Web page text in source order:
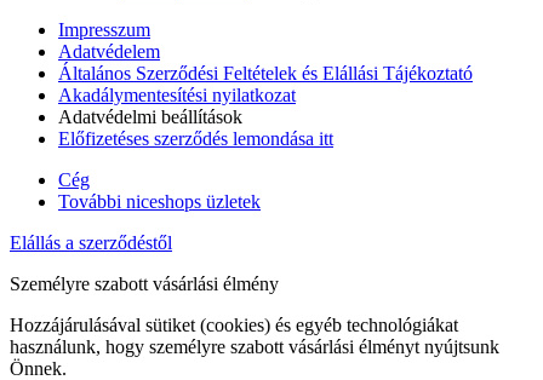
Impresszum
Adatvédelem
Általános Szerződési Feltételek és Elállási Tájékoztató
Akadálymentesítési nyilatkozat
Adatvédelmi beállítások
Előfizetéses szerződés lemondása itt
Cég
További niceshops üzletek
Elállás a szerződéstől
Személyre szabott vásárlási élmény
Hozzájárulásával sütiket (cookies) és egyéb technológiákat
használunk, hogy személyre szabott vásárlási élményt nyújtsunk
Önnek.